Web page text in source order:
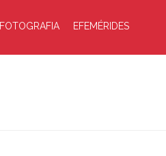
FOTOGRAFIA EFEMÉRIDES